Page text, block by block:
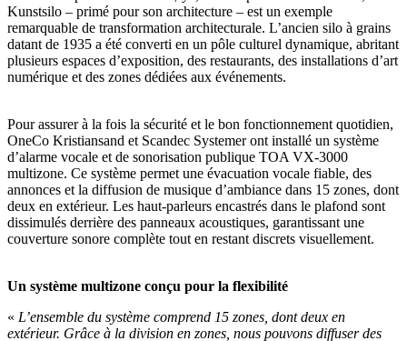
Kunstsilo – primé pour son architecture – est un exemple
remarquable de transformation architecturale. L’ancien silo à grains
datant de 1935 a été converti en un pôle culturel dynamique, abritant
plusieurs espaces d’exposition, des restaurants, des installations d’art
numérique et des zones dédiées aux événements.
Pour assurer à la fois la sécurité et le bon fonctionnement quotidien,
OneCo Kristiansand et Scandec Systemer ont installé un système
d’alarme vocale et de sonorisation publique TOA VX-3000
multizone. Ce système permet une évacuation vocale fiable, des
annonces et la diffusion de musique d’ambiance dans 15 zones, dont
deux en extérieur. Les haut-parleurs encastrés dans le plafond sont
dissimulés derrière des panneaux acoustiques, garantissant une
couverture sonore complète tout en restant discrets visuellement.
Un système multizone conçu pour la flexibilité
« L’ensemble du système comprend 15 zones, dont deux en
extérieur. Grâce à la division en zones, nous pouvons diffuser des